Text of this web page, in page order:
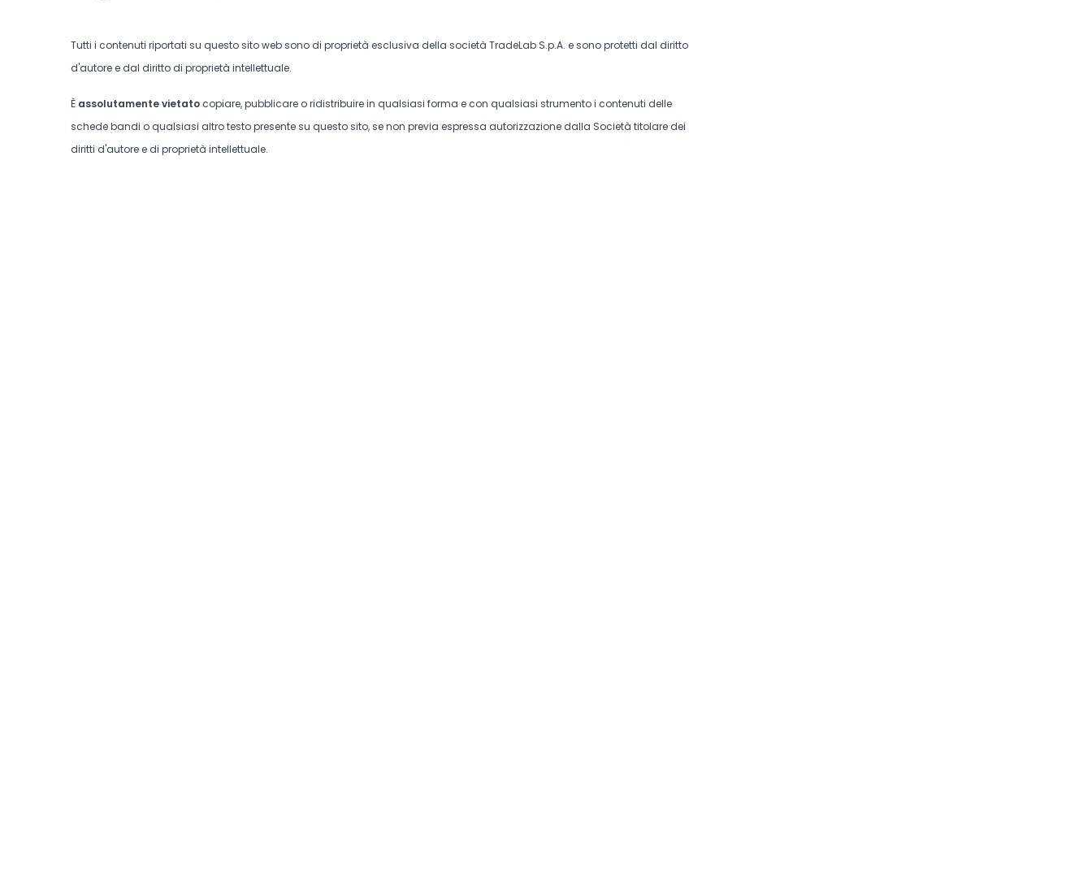
Tutti i contenuti riportati su questo sito web sono di proprietà esclusiva della società TradeLab S.p.A. e sono protetti dal diritto
d'autore e dal diritto di proprietà intellettuale.
È assolutamente vietato copiare, pubblicare o ridistribuire in qualsiasi forma e con qualsiasi strumento i contenuti delle
schede bandi o qualsiasi altro testo presente su questo sito, se non previa espressa autorizzazione dalla Società titolare dei
diritti d'autore e di proprietà intellettuale.